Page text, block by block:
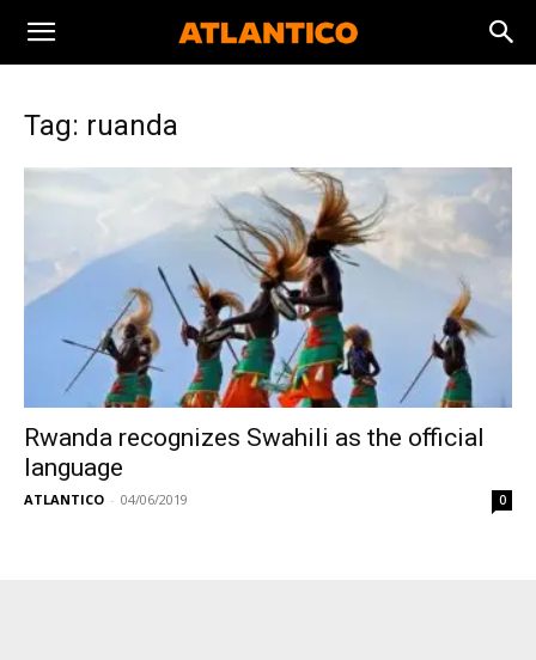
Tag: ruanda
Rwanda recognizes Swahili as the official
language
ATLANTICO - 04/06/2019 0